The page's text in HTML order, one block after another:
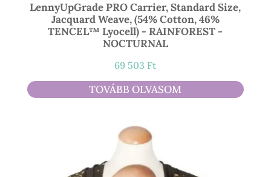
LennyUpGrade PRO Carrier, Standard Size,
Jacquard Weave, (54% Cotton, 46%
TENCEL™ Lyocell) - RAINFOREST -
NOCTURNAL
69 503 Ft
TOVÁBB OLVASOM